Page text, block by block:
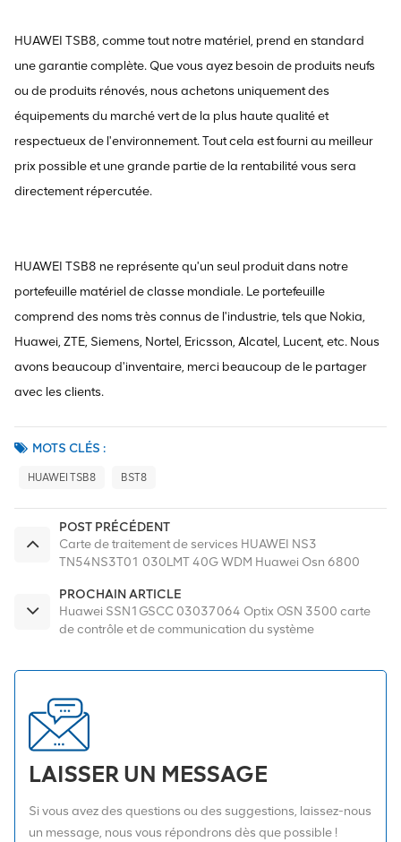
HUAWEI TSB8, comme tout notre matériel, prend en standard
une garantie complète. Que vous ayez besoin de produits neufs
ou de produits rénovés, nous achetons uniquement des
équipements du marché vert de la plus haute qualité et
respectueux de l'environnement. Tout cela est fourni au meilleur
prix possible et une grande partie de la rentabilité vous sera
directement répercutée.
HUAWEI TSB8 ne représente qu'un seul produit dans notre
portefeuille matériel de classe mondiale. Le portefeuille
comprend des noms très connus de l'industrie, tels que Nokia,
Huawei, ZTE, Siemens, Nortel, Ericsson, Alcatel, Lucent, etc. Nous
avons beaucoup d'inventaire, merci beaucoup de le partager
avec les clients.
MOTS CLÉS :
HUAWEI TSB8 BST8
POST PRÉCÉDENT
Carte de traitement de services HUAWEI NS3
TN54NS3T01 030LMT 40G WDM Huawei Osn 6800
PROCHAIN ARTICLE
Huawei SSN1GSCC 03037064 Optix OSN 3500 carte
de contrôle et de communication du système
LAISSER UN MESSAGE
Si vous avez des questions ou des suggestions, laissez-nous
un message, nous vous répondrons dès que possible !